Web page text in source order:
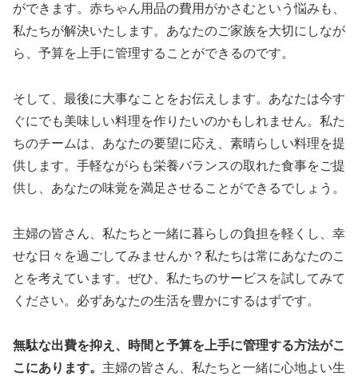
ができます。赤ちゃん用品の費用がかさむという悩みも、
私たちが解決いたします。あなたのご家族を大切にしなが
ら、予算を上手に管理することができるのです。
そして、最後に大事なことをお伝えします。あなたは今す
ぐにでも美味しい料理を作りたいのかもしれません。私た
ちのチームは、あなたの要望に応え、素晴らしい料理を提
供します。手軽ながらも栄養バランスの取れた食事をご提
供し、あなたの味覚を満足させることができるでしょう。
主婦の皆さん、私たちと一緒に暮らしの負担を軽くし、幸
せな日々を過ごしてみませんか？私たちは常にあなたのこ
とを考えています。ぜひ、私たちのサービスを試してみて
ください。必ずあなたの生活を豊かにするはずです。
無駄な出費を抑え、時間と予算を上手に管理する方法がこ
こにあります。 主婦の皆さん、私たちと一緒に心地よい生